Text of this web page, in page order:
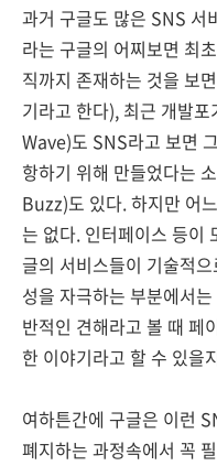
과거 구글도 많은 SNS
라는 구글의 어찌보면 최
직까지 존재하는 것을 보
기라고 한다), 최근 개발
Wave)도 SNS라고 보면
항하기 위해 만들었다는
Buzz)도 있다. 하지만 어
는 없다. 인터페이스 등이
글의 서비스들이 기술적
성을 자극하는 부분에서
반적인 견해라고 볼 때 페
한 이야기라고 할 수 있을
여하튼간에 구글은 이런
폐지하는 과정속에서 꼭